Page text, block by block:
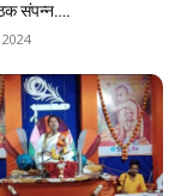
संपन्न….